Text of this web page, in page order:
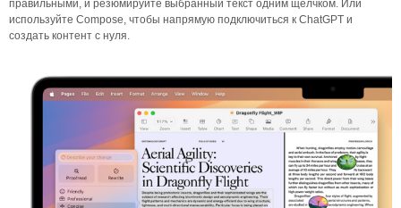
правильными, и резюмируйте выбранный текст одним щелчком. Или
используйте Compose, чтобы напрямую подключиться к ChatGPT и
создать контент с нуля.